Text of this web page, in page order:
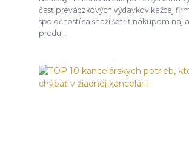
časť prevádzkových výdavkov každej
spoločností sa snaží šetriť nákupom
produ...